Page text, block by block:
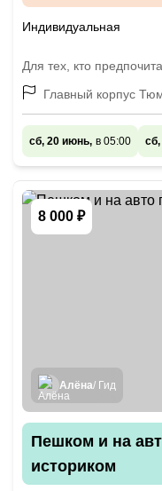
Индивидуальная
Для тех, кто
Главный корпус
сб, 20 июнь, в 05:00
8 000 ₽
Алёна/ Гид
Пешком и на
историком